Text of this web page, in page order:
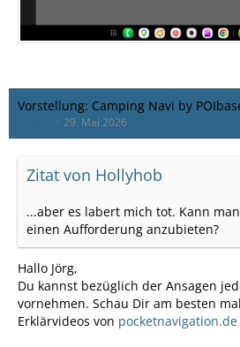
Vorstellung: Camping Navi by
29. Mai 2026
Zitat von Hollyhob
...aber es labert mich tot. Kann
einen Aufforderung anzubieten?
Hallo Jörg,
Du kannst bezüglich der Ansagen
vornehmen. Schau Dir am besten
Erklärvideos von pocketnavigation.de